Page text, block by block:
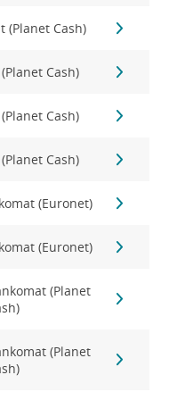
(Planet Cash)
Cash)
Cash)
Cash)
(Euronet)
(Euronet)
(Planet
(Planet